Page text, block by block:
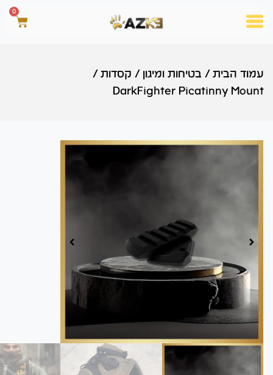
0
עמוד הבית / בטיחות ומיגון / קסדות /
DarkFighter Picatinny Mount
00:00
00:00